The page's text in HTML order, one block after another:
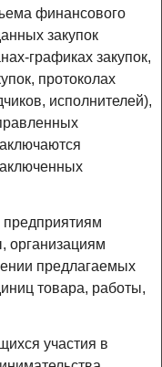
финансового
закупок
графиках закупок,
протоколах
исполнителей),
организациям
предлагаемых
товара, работы,
участия в